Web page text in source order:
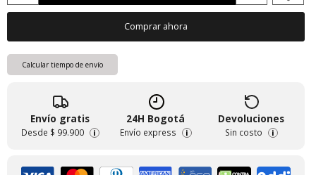
Comprar ahora
Calcular tiempo de envío
Envío gratis
Desde $ 99.900 i
24H Bogotá
Envío express i
Devoluciones
Sin costo i